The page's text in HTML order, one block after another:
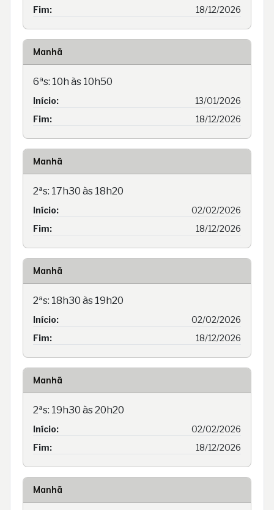
Fim:
18/12/2026
Manhã
6ªs: 10h às 10h50
Início:
13/01/2026
Fim:
18/12/2026
Manhã
2ªs: 17h30 às 18h20
Início:
02/02/2026
Fim:
18/12/2026
Manhã
2ªs: 18h30 às 19h20
Início:
02/02/2026
Fim:
18/12/2026
Manhã
2ªs: 19h30 às 20h20
Início:
02/02/2026
Fim:
18/12/2026
Manhã